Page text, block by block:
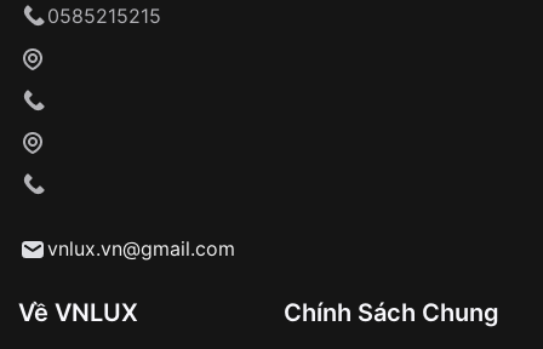
Khách hàng kiểm tra và thanh toán trực tiếp
Từ khóa SEO:
0585215215
vnlux.vn@gmail.com
Về VNLUX Chính Sách Chung